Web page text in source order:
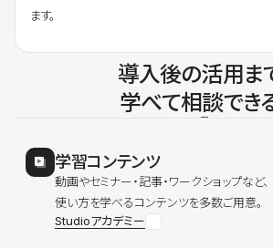
ます。
導入後の活用ま
学べて相談でき
学習コンテンツ
動画やセミナー・記事・ワークショップなど、
使い方を学べるコンテンツを多数ご用意。
Studioアカデミー